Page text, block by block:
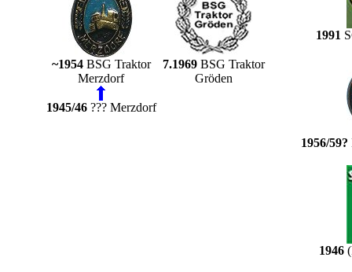
~1954BSG Traktor
Merzdorf
1945/46??? Merzdorf
7.1969 BSG Traktor
Gröden
1991
1956/59?
1946